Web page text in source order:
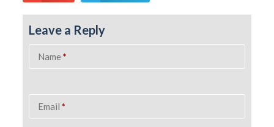
Leave a Reply
Name *
Email *